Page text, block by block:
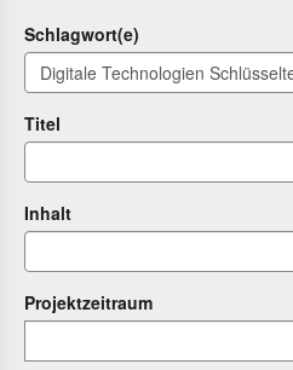
Schlagwort(e)
Titel
Inhalt
Projektzeitraum
von